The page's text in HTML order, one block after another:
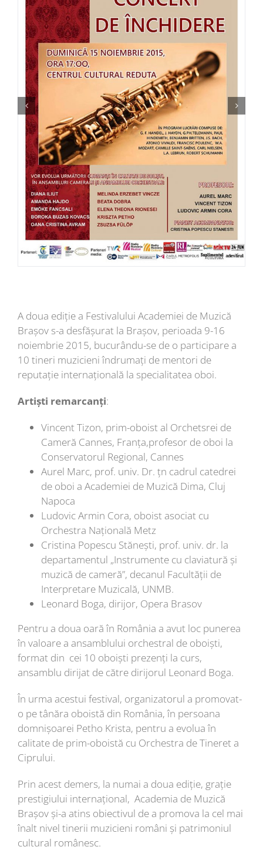
A doua ediție a Festivalului Academiei de Muzică
Brașov s-a desfășurat la Brașov, perioada 9-16
noiembrie 2015, bucurându-se de o participare a
10 tineri muzicieni îndrumați de mentori de
reputație internațională la specialitatea oboi.
Artiști remarcanți:
Vincent Tizon, prim-oboist al Orchetsrei de
Cameră Cannes, Franța,profesor de oboi la
Conservatorul Regional, Cannes
Aurel Marc, prof. univ. Dr. țn cadrul catedrei
de oboi a Academiei de Muzică Dima, Cluj
Napoca
Ludovic Armin Cora, oboist asociat cu
Orchestra Națională Metz
Cristina Popescu Stănești, prof. univ. dr. la
departamentul „Instrumente cu claviatură şi
muzică de cameră”, decanul Facultăţii de
Interpretare Muzicală, UNMB.
Leonard Boga, dirijor, Opera Brasov
Pentru a doua oară în România a avut loc punerea
în valoare a ansamblului orchestral de oboiști,
format din cei 10 oboiști prezenți la curs,
ansamblu dirijat de către dirijorul Leonard Boga.
În urma acestui festival, organizatorul a promovat-
o pe tânăra oboistă din România, în persoana
domnișoarei Petho Krista, pentru a evolua în
calitate de prim-oboistă cu Orchestra de Tineret a
Ciprului.
Prin acest demers, la numai a doua ediție, grație
prestigiului internațional, Academia de Muzică
Brașov și-a atins obiectivul de a promova la cel mai
înalt nivel tinerii muzicieni români și patrimoniul
cultural românesc.